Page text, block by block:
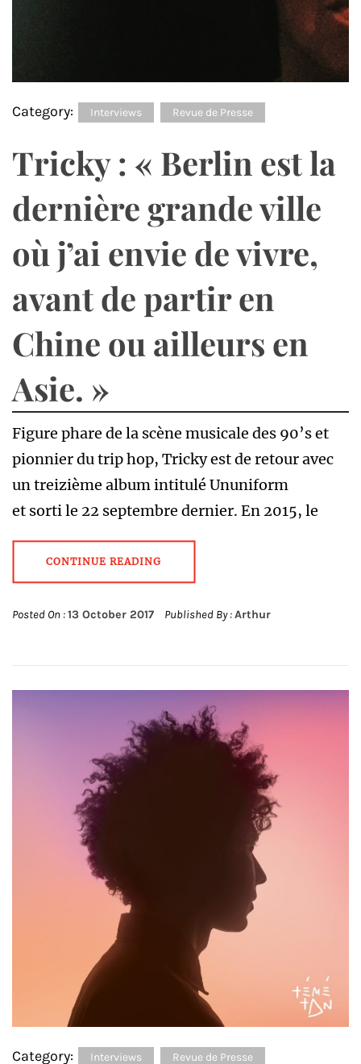
Category: Interviews Revue de Presse
Tricky : « Berlin est la
dernière grande ville
où j’ai envie de vivre,
avant de partir en
Chine ou ailleurs en
Asie. »
Figure phare de la scène musicale des 90’s et
pionnier du trip hop, Tricky est de retour avec
un treizième album intitulé Ununiform
et sorti le 22 septembre dernier. En 2015, le
CONTINUE READING
Posted On :13 October 2017 Published By :Arthur
Category: Interviews Revue de Presse